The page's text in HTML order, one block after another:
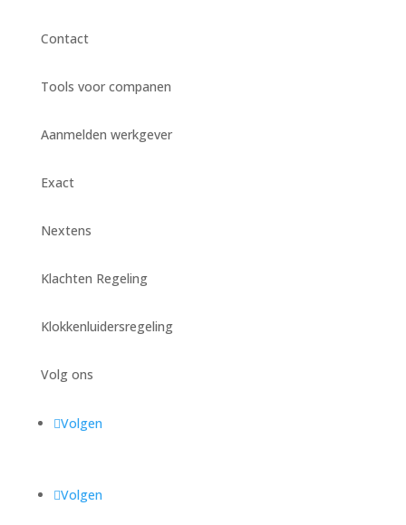
Contact
Tools voor companen
Aanmelden werkgever
Exact
Nextens
Klachten Regeling
Klokkenluidersregeling
Volg ons
Volgen
Volgen